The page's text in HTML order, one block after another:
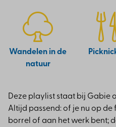
Wandelen in de
natuur
Deze playlist staat bij Gabie
Altijd passend: of je nu op de
borrel of aan het werk bent;